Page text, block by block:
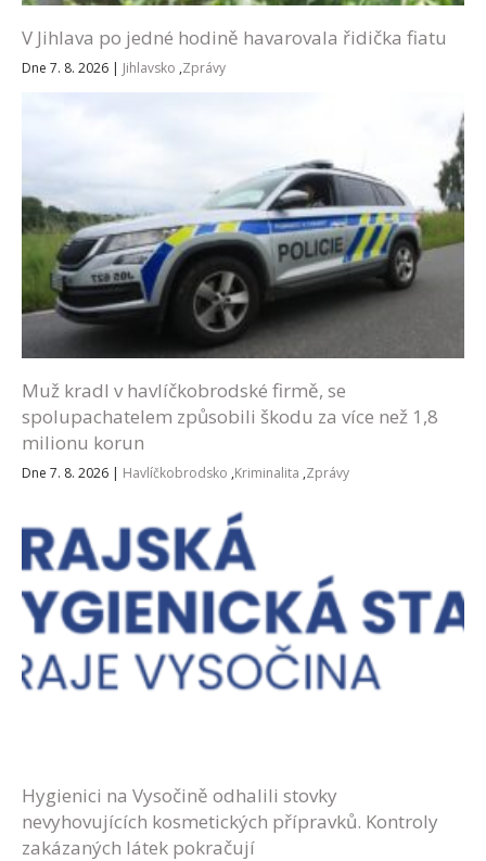
V Jihlava po jedné hodině havarovala řidička fiatu
Dne 7. 8. 2026 | Jihlavsko ,Zprávy
Muž kradl v havlíčkobrodské firmě, se
spolupachatelem způsobili škodu za více než 1,8
milionu korun
Dne 7. 8. 2026 | Havlíčkobrodsko ,Kriminalita ,Zprávy
Hygienici na Vysočině odhalili stovky
nevyhovujících kosmetických přípravků. Kontroly
zakázaných látek pokračují